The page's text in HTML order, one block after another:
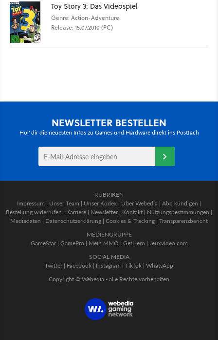
Toy Story 3: Das Videospiel
Genre: Action-Adventure
Release: 15.07.2010 (PC)
NEWSLETTER BESTELLEN
Hol' dir die neuesten Infos zu Games und Hardware direkt ins Postfach
RUBRIKEN
Impressum | Unser Team | Unser Kodex | Über Webedia | Abo kündigen |
Bestellung widerrufen | Karriere | Newsletter | Kontakt | Nutzungsbestimmungen |
Mediadaten | Datenschutzerklärung | Cookies & Tracking | Transparenzbericht
MEDIENGRUPPE
GameStar| GamePro | Mein MMO | GetHero | Jeuxvideo.com
SOCIAL MEDIA
Twitter | Facebook | Instagram | TikTok | WhatsApp
Copyright © Webedia - alle Rechte vorbehalten